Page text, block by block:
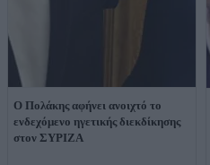
Ο Πολάκης αφήνει ανοιχτό το
ενδεχόμενο ηγετικής διεκδίκησης
στον ΣΥΡΙΖΑ